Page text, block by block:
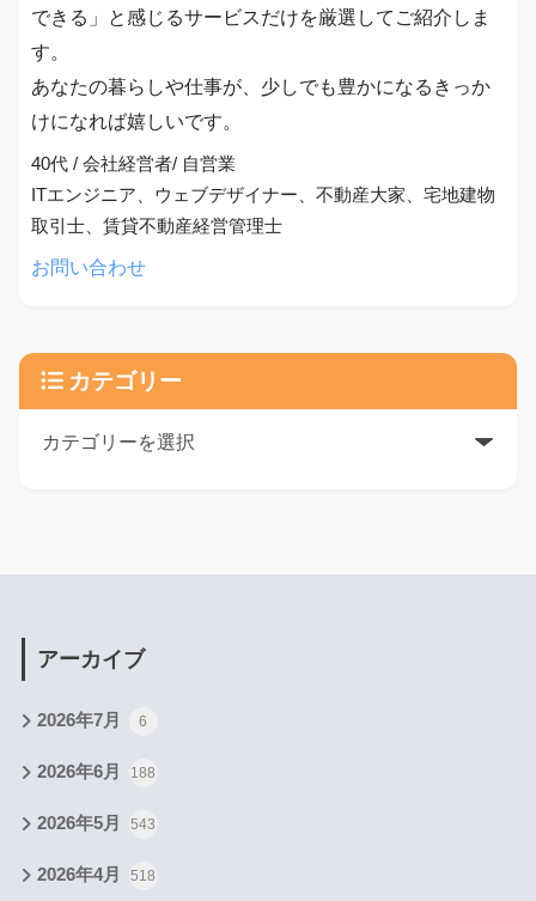
できる」と感じるサービスだけを厳選してご紹介しま
す。
あなたの暮らしや仕事が、少しでも豊かになるきっか
けになれば嬉しいです。
40代 / 会社経営者/ 自営業
ITエンジニア、ウェブデザイナー、不動産大家、宅地建物
取引士、賃貸不動産経営管理士
お問い合わせ
カテゴリー
アーカイブ
2026年7月 6
2026年6月 188
2026年5月 543
2026年4月 518